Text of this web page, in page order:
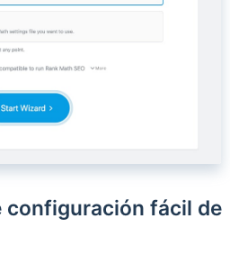
configuración fácil de